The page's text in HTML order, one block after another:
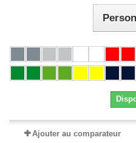
Ajouter au comparateur